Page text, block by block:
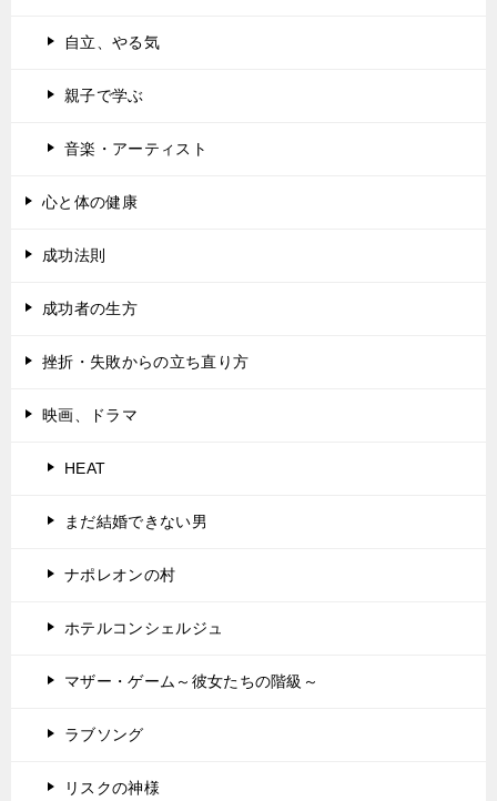
自立、やる気
親子で学ぶ
音楽・アーティスト
心と体の健康
成功法則
成功者の生方
挫折・失敗からの立ち直り方
映画、ドラマ
HEAT
まだ結婚できない男
ナポレオンの村
ホテルコンシェルジュ
マザー・ゲーム～彼女たちの階級～
ラブソング
リスクの神様